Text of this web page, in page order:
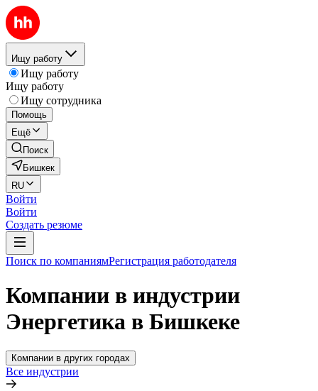
Ищу работу
Ищу работу
Ищу работу
Ищу сотрудника
Помощь
Ещё
Поиск
Бишкек
RU
Войти
Войти
Создать резюме
Поиск по компаниямРегистрация работодателя
Компании в индустрии
Энергетика в Бишкеке
Компании в других городах
Все индустрии